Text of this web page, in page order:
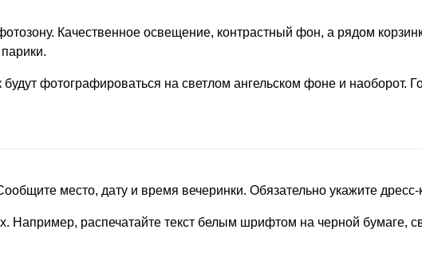
Качественное освещение, контрастный фон, а рядом
фотографироваться на светлом ангельском фоне и наоборот.
место, дату и время вечеринки. Обязательно укажите дресс-
распечатайте текст белым шрифтом на черной бумаге,